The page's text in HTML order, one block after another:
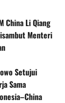
China Li Qiang
Menteri
Setujui
Sama